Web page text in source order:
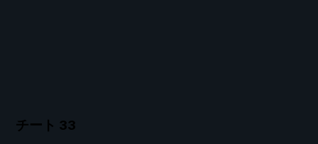
チート 33